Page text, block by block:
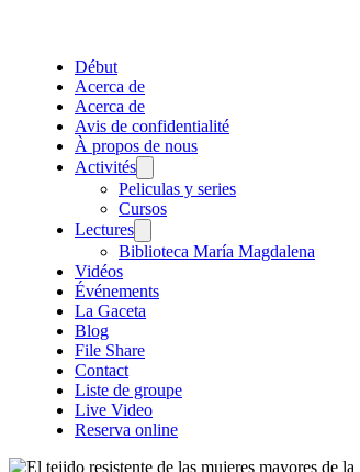
Début
Acerca de
Acerca de
Avis de confidentialité
À propos de nous
Activités
Peliculas y series
Cursos
Lectures
Biblioteca María Magdalena
Vidéos
Événements
La Gaceta
Blog
File Share
Contact
Liste de groupe
Live Video
Reserva online